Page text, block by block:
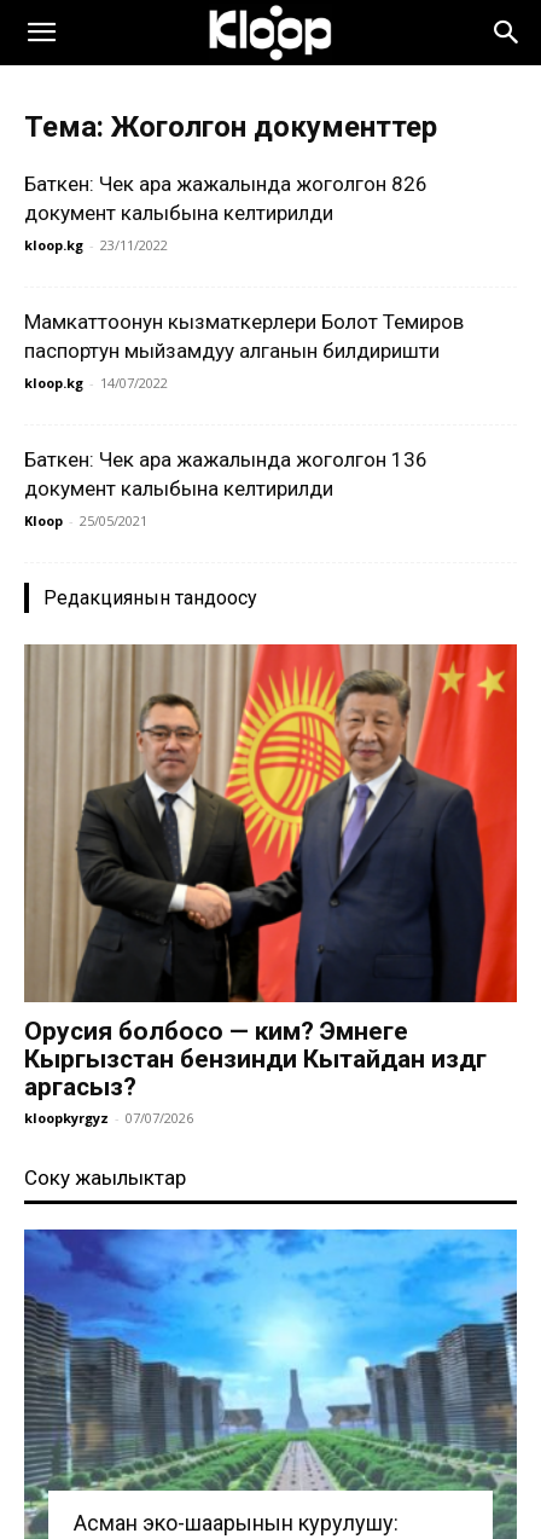
Тема: Жоголгон документтер
Баткен: Чек ара жаңжалында жоголгон 826
документ калыбына келтирилди
kloop.kg - 23/11/2022
Мамкаттоонун кызматкерлери Болот Темиров
паспортун мыйзамдуу алганын билдиришти
kloop.kg - 14/07/2022
Баткен: Чек ара жаңжалында жоголгон 136
документ калыбына келтирилди
Kloop - 25/05/2021
Редакциянын тандоосу
Орусия болбосо — ким? Эмнеге
Кыргызстан бензинди Кытайдан издөөгө
аргасыз?
kloopkyrgyz - 07/07/2026
Соңку жаңылыктар
Асман эко-шаарынын курулушу: